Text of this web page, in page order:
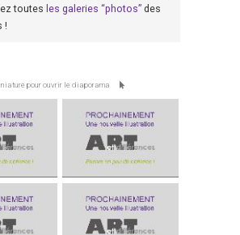
toutes les galeries “photos” des
!
pour ouvrir le diaporama